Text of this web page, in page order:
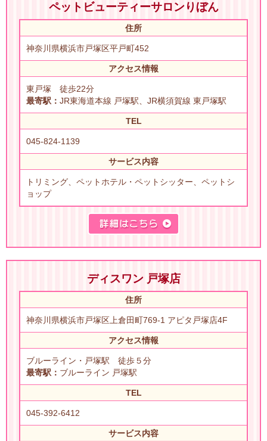
ペットビューティーサロンりぼん
住所
神奈川県横浜市戸塚区平戸町452
アクセス情報
東戸塚 徒歩22分
最寄駅： JR東海道本線 戸塚駅、JR横須賀線 東戸塚駅
TEL
045-824-1139
サービス内容
トリミング、ペットホテル・ペットシッター、ペットシ
ョップ
ディスワン 戸塚店
住所
神奈川県横浜市戸塚区上倉田町769-1 アピタ戸塚店4F
アクセス情報
ブルーライン・戸塚駅 徒歩５分
最寄駅： ブルーライン 戸塚駅
TEL
045-392-6412
サービス内容